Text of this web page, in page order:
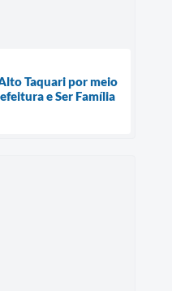
Taquari por meio
e Ser Família